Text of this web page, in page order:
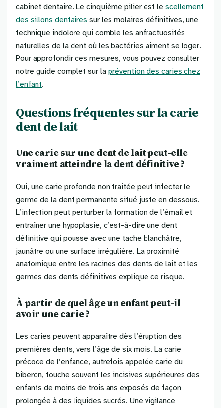
cabinet dentaire. Le cinquième pilier est le scellement
des sillons dentaires sur les molaires définitives, une
technique indolore qui comble les anfractuosités
naturelles de la dent où les bactéries aiment se loger.
Pour approfondir ces mesures, vous pouvez consulter
notre guide complet sur la prévention des caries chez
l’enfant.
Questions fréquentes sur la carie
dent de lait
Une carie sur une dent de lait peut-elle
vraiment atteindre la dent définitive ?
Oui, une carie profonde non traitée peut infecter le
germe de la dent permanente situé juste en dessous.
L’infection peut perturber la formation de l’émail et
entraîner une hypoplasie, c’est-à-dire une dent
définitive qui pousse avec une tache blanchâtre,
jaunâtre ou une surface irrégulière. La proximité
anatomique entre les racines des dents de lait et les
germes des dents définitives explique ce risque.
À partir de quel âge un enfant peut-il
avoir une carie ?
Les caries peuvent apparaître dès l’éruption des
premières dents, vers l’âge de six mois. La carie
précoce de l’enfance, autrefois appelée carie du
biberon, touche souvent les incisives supérieures des
enfants de moins de trois ans exposés de façon
prolongée à des liquides sucrés. Une vigilance